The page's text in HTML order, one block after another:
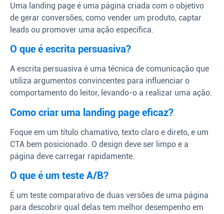
Uma landing page é uma página criada com o objetivo
de gerar conversões, como vender um produto, captar
leads ou promover uma ação específica.
O que é escrita persuasiva?
A escrita persuasiva é uma técnica de comunicação que
utiliza argumentos convincentes para influenciar o
comportamento do leitor, levando-o a realizar uma ação.
Como criar uma landing page eficaz?
Foque em um título chamativo, texto claro e direto, e um
CTA bem posicionado. O design deve ser limpo e a
página deve carregar rapidamente.
O que é um teste A/B?
É um teste comparativo de duas versões de uma página
para descobrir qual delas tem melhor desempenho em